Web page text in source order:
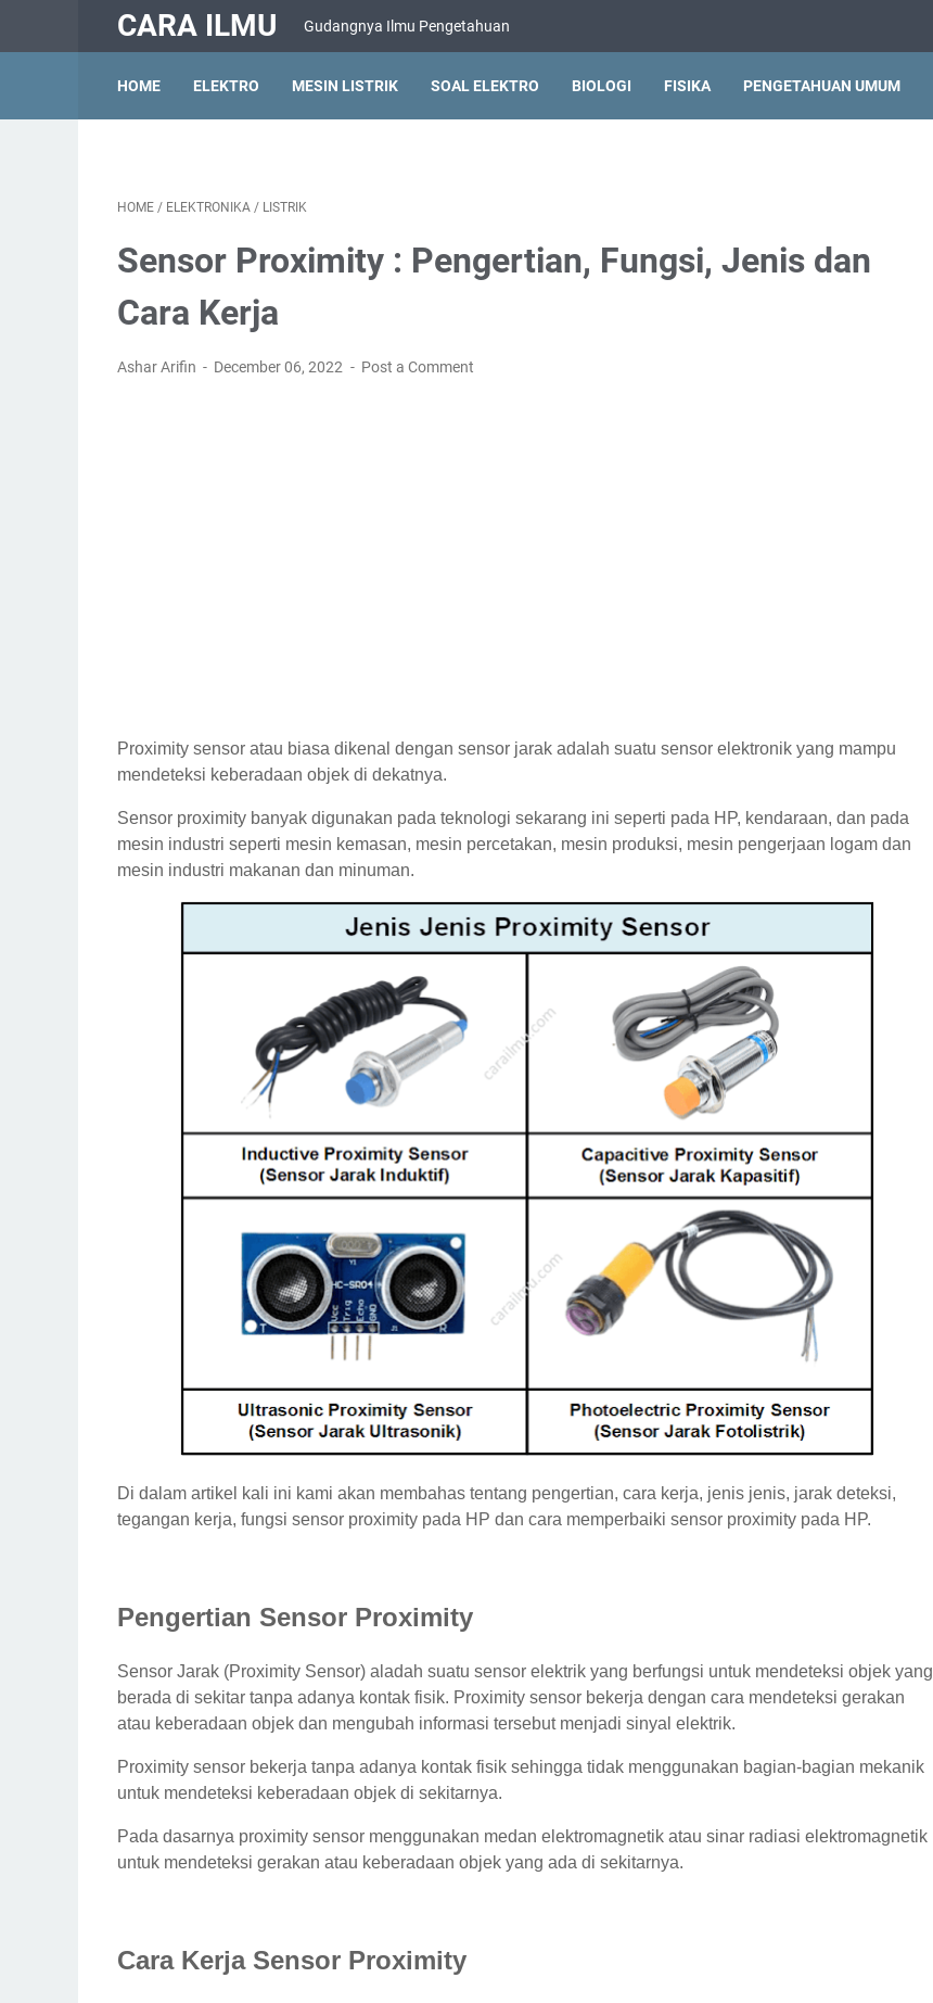
CARA ILMU Gudangnya Ilmu Pengetahuan
HOME ELEKTRO MESIN LISTRIK SOAL ELEKTRO BIOLOGI FISIKA PENGETAHUAN UMUM
HOME / ELEKTRONIKA / LISTRIK
Sensor Proximity : Pengertian, Fungsi, Jenis dan
Cara Kerja
Ashar Arifin December 06, 2022 Post a Comment
Proximity sensor atau biasa dikenal dengan sensor jarak adalah suatu sensor elektronik yang mampu
mendeteksi keberadaan objek di dekatnya.
Sensor proximity banyak digunakan pada teknologi sekarang ini seperti pada HP, kendaraan, dan pada
mesin industri seperti mesin kemasan, mesin percetakan, mesin produksi, mesin pengerjaan logam dan
mesin industri makanan dan minuman.
Di dalam artikel kali ini kami akan membahas tentang pengertian, cara kerja, jenis jenis, jarak deteksi,
tegangan kerja, fungsi sensor proximity pada HP dan cara memperbaiki sensor proximity pada HP.
Pengertian Sensor Proximity
Sensor Jarak (Proximity Sensor) aladah suatu sensor elektrik yang berfungsi untuk mendeteksi objek yang
berada di sekitar tanpa adanya kontak fisik. Proximity sensor bekerja dengan cara mendeteksi gerakan
atau keberadaan objek dan mengubah informasi tersebut menjadi sinyal elektrik.
Proximity sensor bekerja tanpa adanya kontak fisik sehingga tidak menggunakan bagian-bagian mekanik
untuk mendeteksi keberadaan objek di sekitarnya.
Pada dasarnya proximity sensor menggunakan medan elektromagnetik atau sinar radiasi elektromagnetik
untuk mendeteksi gerakan atau keberadaan objek yang ada di sekitarnya.
Cara Kerja Sensor Proximity